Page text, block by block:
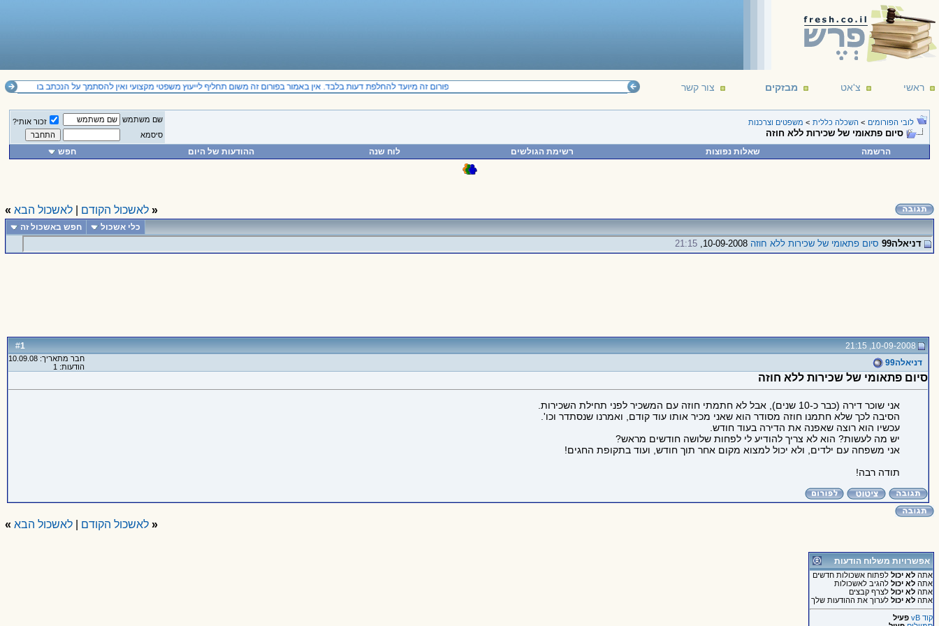
ראשי צ'אט מבזקים צור קשר פורום זה מיועד להחלפת דעות בלבד. אין באמור בפורום זה משום תחליף לייעוץ משפטי מקצועי ואין להסתמך על הנכתב בו
לובי הפורומים > השכלה כללית > משפטים וצרכנות
סיום פתאומי של שכירות ללא חוזה
שם משתמש
זכור אותי?
סיסמא
הרשמה שאלות נפוצות רשימת הגולשים לוח שנה ההודעות של היום חפש
« לאשכול הקודם לאשכול הבא »
כלי אשכול חפש באשכול זה
דניאלה99 סיום פתאומי של שכירות ללא חוזה 21:15
#
1
10-09-2008, 21:15
דניאלה99
חבר מתאריך: 10.09.08
הודעות: 1
סיום פתאומי של שכירות ללא חוזה
אני שוכר דירה (כבר כ-10 שנים), אבל לא חתמתי חוזה עם המשכיר לפני תחילת השכירות.
הסיבה לכך שלא חתמנו חוזה מסודר הוא שאני מכיר אותו עוד קודם, ואמרנו שנסתדר וכו'.
עכשיו הוא רוצה שאפנה את הדירה בעוד חודש.
יש מה לעשות? הוא לא צריך להודיע לי לפחות שלושה חודשים מראש?
אני משפחה עם ילדים, ולא יכול למצוא מקום אחר תוך חודש, ועוד בתקופת החגים!
תודה רבה!
« לאשכול הקודם |לאשכול הבא »
אפשרויות משלוח הודעות
אתה לא יכוללפתוח אשכולות חדשים
אתה לא יכוללהגיב לאשכולות
אתה לא יכוללצרף קבצים
אתה לא יכוללערוך את ההודעות שלך
קוד vB
פעיל